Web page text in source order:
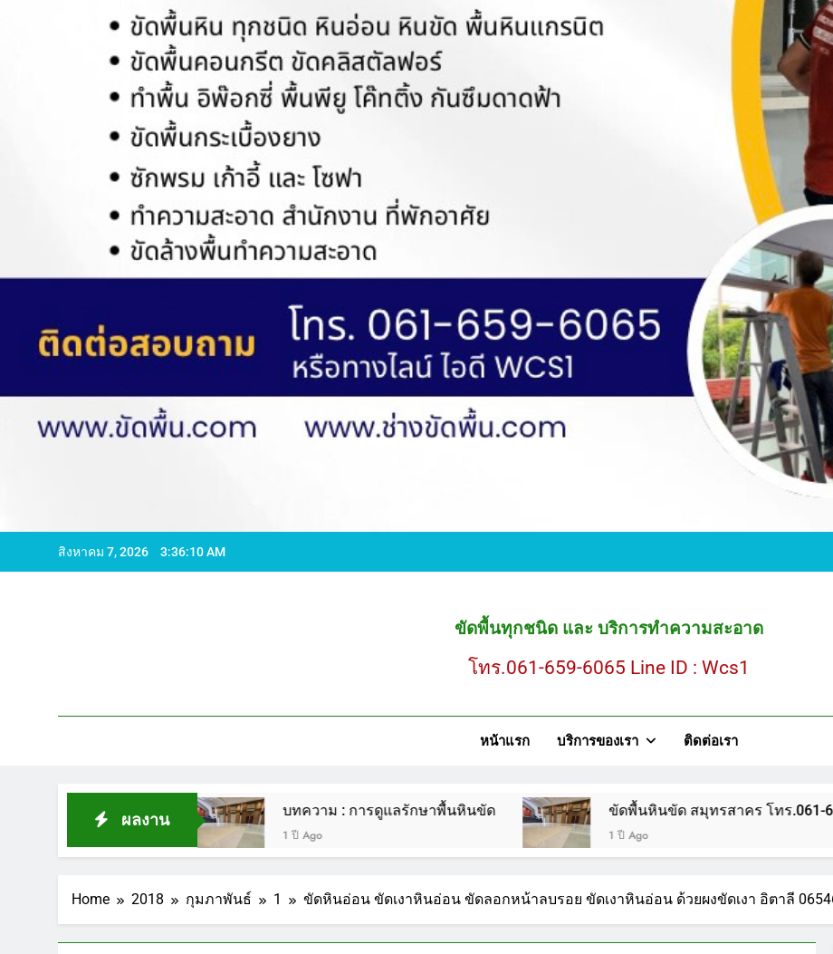
สิงหาคม 7, 2026 3:36:12 AM
ขัดพื้
ขัดพื้นหินขัด สมุทรสาคร
ขัดพื้นทุกชนิด และ บริการทำความสะอาด
โทร.061-659-6065 Line ID : Wcs1
หน้าแรก บริการของเรา ติดต่อเรา
ผลงานบทความ : การดูแลรักษาพื้นหินขัด ขัดพื้นหินขัด สมุทรสาคร โทร.061-659-6065 Line ID :
Home 2018 กุมภาพันธ์ 1 ขัดหินอ่อน ขัดเงาหินอ่อน ขัดลอกหน้าลบรอย ขัดเงาหินอ่อน ด้วยผงขัดเงา อิตาลี